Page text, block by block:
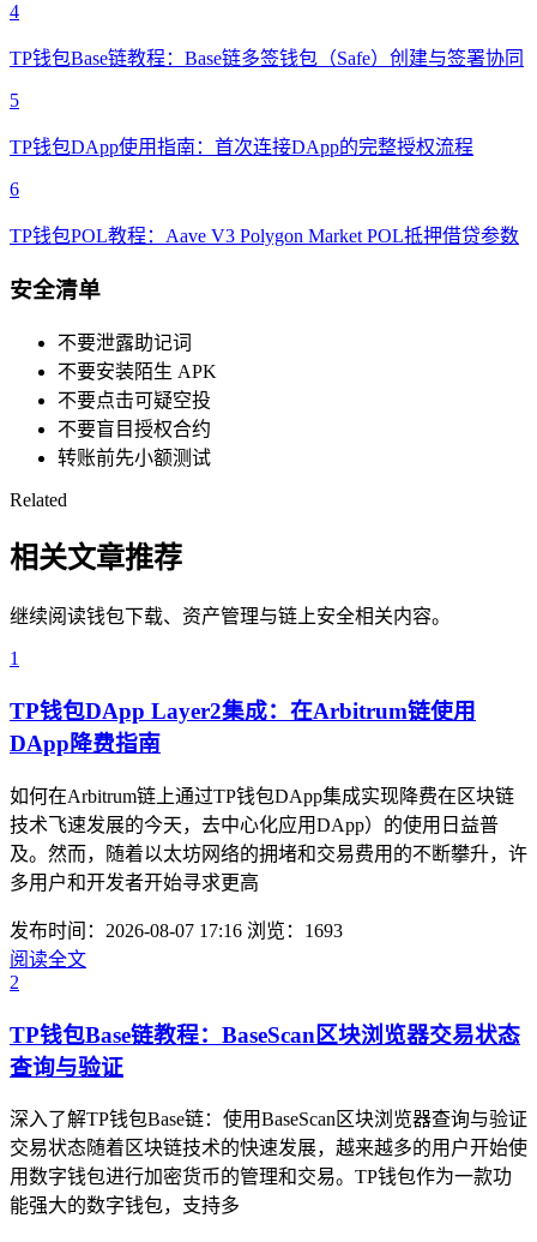
4
TP钱包Base链教程：Base链多签钱包（Safe）创建与签署协同
5
TP钱包DApp使用指南：首次连接DApp的完整授权流程
6
TP钱包POL教程：Aave V3 Polygon Market POL抵押借贷参数
安全清单
不要泄露助记词
不要安装陌生 APK
不要点击可疑空投
不要盲目授权合约
转账前先小额测试
Related
相关文章推荐
继续阅读钱包下载、资产管理与链上安全相关内容。
1
TP钱包DApp Layer2集成：在Arbitrum链使用
DApp降费指南
如何在Arbitrum链上通过TP钱包DApp集成实现降费在区块链
技术飞速发展的今天，去中心化应用DApp）的使用日益普
及。然而，随着以太坊网络的拥堵和交易费用的不断攀升，许
多用户和开发者开始寻求更高
发布时间：2026-08-07 17:16 浏览：1693
阅读全文
2
TP钱包Base链教程：BaseScan区块浏览器交易状态
查询与验证
深入了解TP钱包Base链：使用BaseScan区块浏览器查询与验证
交易状态随着区块链技术的快速发展，越来越多的用户开始使
用数字钱包进行加密货币的管理和交易。TP钱包作为一款功
能强大的数字钱包，支持多